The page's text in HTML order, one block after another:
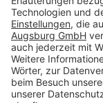
Cookie-